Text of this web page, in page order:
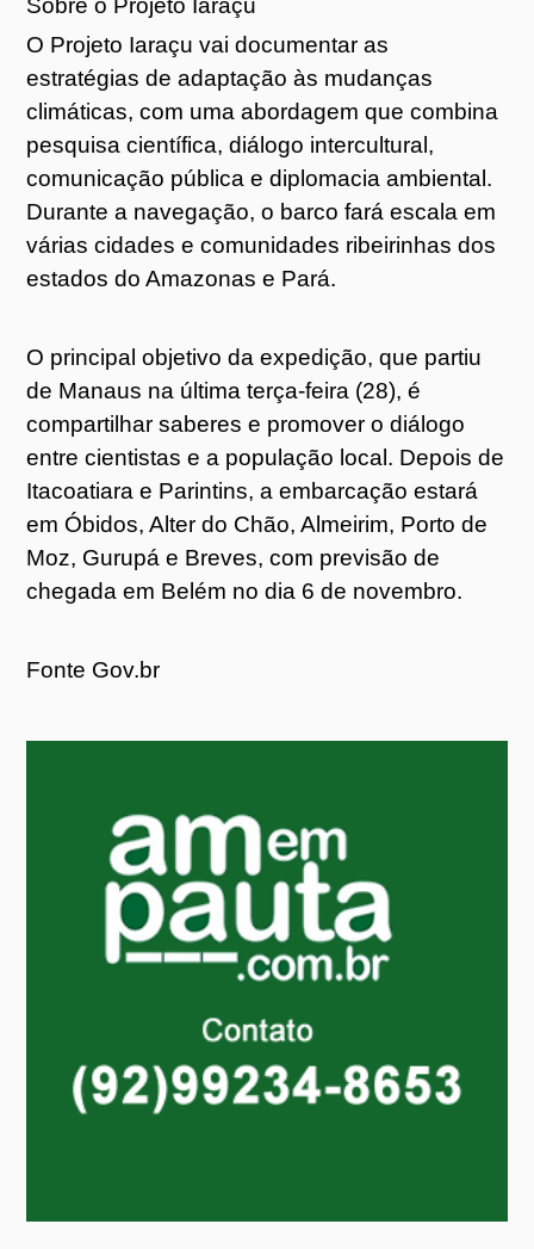
Sobre o Projeto Iaraçu
O Projeto Iaraçu vai documentar as
estratégias de adaptação às mudanças
climáticas, com uma abordagem que combina
pesquisa científica, diálogo intercultural,
comunicação pública e diplomacia ambiental.
Durante a navegação, o barco fará escala em
várias cidades e comunidades ribeirinhas dos
estados do Amazonas e Pará.
O principal objetivo da expedição, que partiu
de Manaus na última terça-feira (28), é
compartilhar saberes e promover o diálogo
entre cientistas e a população local. Depois de
Itacoatiara e Parintins, a embarcação estará
em Óbidos, Alter do Chão, Almeirim, Porto de
Moz, Gurupá e Breves, com previsão de
chegada em Belém no dia 6 de novembro.
Fonte Gov.br